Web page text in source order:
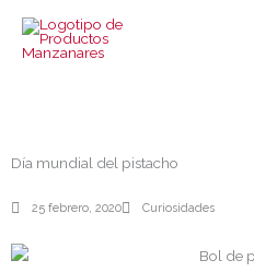
contenido
Día mundial del pistacho
25 febrero, 2020 Curiosidades